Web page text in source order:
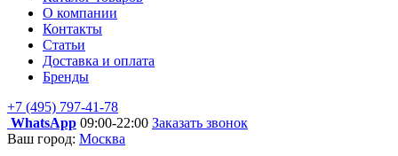
О компании
Контакты
Статьи
Доставка и оплата
Бренды
+7 (495) 797-41-78
WhatsApp 09:00-22:00 Заказать звонок
Ваш город: Москва